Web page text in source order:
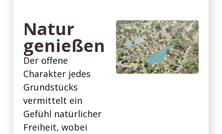
Natur
genießen
Der offene
Charakter jedes
Grundstücks
vermittelt ein
Gefühl natürlicher
Freiheit, wobei